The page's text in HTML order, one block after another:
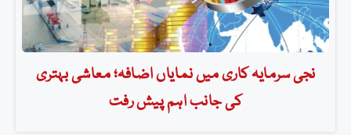
نجی سرمایہ کاری میں نمایاں اضافہ؛ معاشی بہتری
کی جانب اہم پیش رفت